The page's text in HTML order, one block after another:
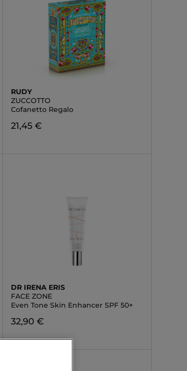
RUDY
ZUCCOTTO
Cofanetto Regalo
21,45 €
DR IRENA ERIS
FACE ZONE
Even Tone Skin Enhancer SPF 50+
32,90 €